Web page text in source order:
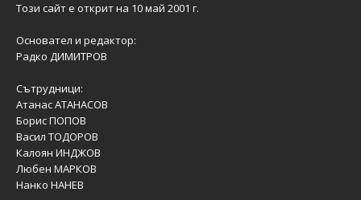
Този сайт е открит на 10 май 2001 г.
Основател и редактор:
Радко ДИМИТРОВ
Сътрудници:
Атанас АТАНАСОВ
Борис ПОПОВ
Васил ТОДОРОВ
Калоян ИНДЖОВ
Любен МАРКОВ
Нанко НАНЕВ